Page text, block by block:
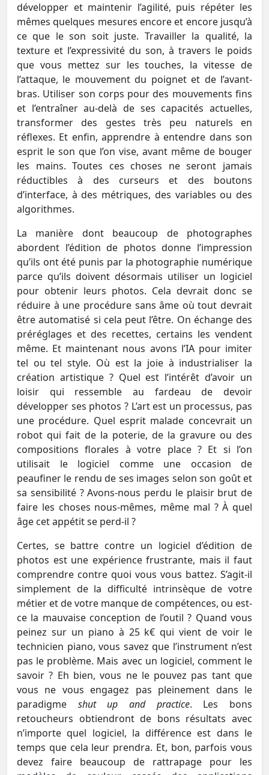
développer et maintenir l’agilité, puis répéter les
mêmes quelques mesures encore et encore jusqu’à
ce que le son soit juste. Travailler la qualité, la
texture et l’expressivité du son, à travers le poids
que vous mettez sur les touches, la vitesse de
l’attaque, le mouvement du poignet et de l’avant-
bras. Utiliser son corps pour des mouvements fins
et l’entraîner au-delà de ses capacités actuelles,
transformer des gestes très peu naturels en
réflexes. Et enfin, apprendre à entendre dans son
esprit le son que l’on vise, avant même de bouger
les mains. Toutes ces choses ne seront jamais
réductibles à des curseurs et des boutons
d’interface, à des métriques, des variables ou des
algorithmes.
La manière dont beaucoup de photographes
abordent l’édition de photos donne l’impression
qu’ils ont été punis par la photographie numérique
parce qu’ils doivent désormais utiliser un logiciel
pour obtenir leurs photos. Cela devrait donc se
réduire à une procédure sans âme où tout devrait
être automatisé si cela peut l’être. On échange des
préréglages et des recettes, certains les vendent
même. Et maintenant nous avons l’IA pour imiter
tel ou tel style. Où est la joie à industrialiser la
création artistique ? Quel est l’intérêt d’avoir un
loisir qui ressemble au fardeau de devoir
développer ses photos ? L’art est un processus, pas
une procédure. Quel esprit malade concevrait un
robot qui fait de la poterie, de la gravure ou des
compositions florales à votre place ? Et si l’on
utilisait le logiciel comme une occasion de
peaufiner le rendu de ses images selon son goût et
sa sensibilité ? Avons-nous perdu le plaisir brut de
faire les choses nous-mêmes, même mal ? À quel
âge cet appétit se perd-il ?
Certes, se battre contre un logiciel d’édition de
photos est une expérience frustrante, mais il faut
comprendre contre quoi vous vous battez. S’agit-il
simplement de la difficulté intrinsèque de votre
métier et de votre manque de compétences, ou est-
ce la mauvaise conception de l’outil ? Quand vous
peinez sur un piano à 25 k€ qui vient de voir le
technicien piano, vous savez que l’instrument n’est
pas le problème. Mais avec un logiciel, comment le
savoir ? Eh bien, vous ne le pouvez pas tant que
vous ne vous engagez pas pleinement dans le
paradigme shut up and practice. Les bons
retoucheurs obtiendront de bons résultats avec
n’importe quel logiciel, la différence est dans le
temps que cela leur prendra. Et, bon, parfois vous
devez faire beaucoup de rattrapage pour les